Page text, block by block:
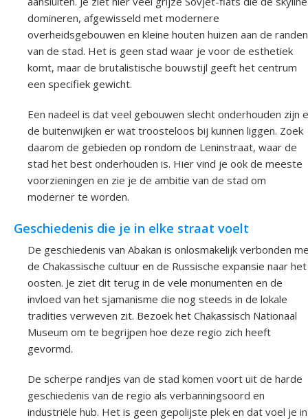
domineren, afgewisseld met modernere
overheidsgebouwen en kleine houten huizen aan de randen
van de stad. Het is geen stad waar je voor de esthetiek
komt, maar de brutalistische bouwstijl geeft het centrum
een specifiek gewicht.
Een nadeel is dat veel gebouwen slecht onderhouden zijn
de buitenwijken er wat troosteloos bij kunnen liggen. Zoek
daarom de gebieden op rondom de Leninstraat, waar de
stad het best onderhouden is. Hier vind je ook de meeste
voorzieningen en zie je de ambitie van de stad om
moderner te worden.
Geschiedenis die je in elke straat voelt
De geschiedenis van Abakan is onlosmakelijk verbonden
de Chakassische cultuur en de Russische expansie naar het
oosten. Je ziet dit terug in de vele monumenten en de
invloed van het sjamanisme die nog steeds in de lokale
tradities verweven zit. Bezoek het Chakassisch Nationaal
Museum om te begrijpen hoe deze regio zich heeft
gevormd.
De scherpe randjes van de stad komen voort uit de harde
geschiedenis van de regio als verbanningsoord en
industriële hub. Het is geen gepolijste plek en dat voel je in